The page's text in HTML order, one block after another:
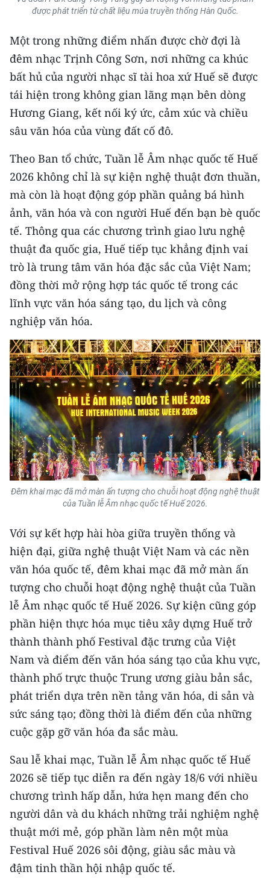
được phát triển từ chất liệu múa truyền thống Hàn Quốc.
Một trong những điểm nhấn được chờ đợi là
đêm nhạc Trịnh Công Sơn, nơi những ca khúc
bất hủ của người nhạc sĩ tài hoa xứ Huế sẽ được
tái hiện trong không gian lãng mạn bên dòng
Hương Giang, kết nối ký ức, cảm xúc và chiều
sâu văn hóa của vùng đất cố đô.
Theo Ban tổ chức, Tuần lễ Âm nhạc quốc tế Huế
2026 không chỉ là sự kiện nghệ thuật đơn thuần,
mà còn là hoạt động góp phần quảng bá hình
ảnh, văn hóa và con người Huế đến bạn bè quốc
tế. Thông qua các chương trình giao lưu nghệ
thuật đa quốc gia, Huế tiếp tục khẳng định vai
trò là trung tâm văn hóa đặc sắc của Việt Nam;
đồng thời mở rộng hợp tác quốc tế trong các
lĩnh vực văn hóa sáng tạo, du lịch và công
nghiệp văn hóa.
Đêm khai mạc đã mở màn ấn tượng cho chuỗi hoạt động nghệ thuật
của Tuần lễ Âm nhạc quốc tế Huế 2026.
Với sự kết hợp hài hòa giữa truyền thống và
hiện đại, giữa nghệ thuật Việt Nam và các nền
văn hóa quốc tế, đêm khai mạc đã mở màn ấn
tượng cho chuỗi hoạt động nghệ thuật của Tuần
lễ Âm nhạc quốc tế Huế 2026. Sự kiện cũng góp
phần hiện thực hóa mục tiêu xây dựng Huế trở
thành thành phố Festival đặc trưng của Việt
Nam và điểm đến văn hóa sáng tạo của khu vực,
thành phố trực thuộc Trung ương giàu bản sắc,
phát triển dựa trên nền tảng văn hóa, di sản và
sức sáng tạo; đồng thời là điểm đến của những
cuộc gặp gỡ văn hóa đa sắc màu.
Sau lễ khai mạc, Tuần lễ Âm nhạc quốc tế Huế
2026 sẽ tiếp tục diễn ra đến ngày 18/6 với nhiều
chương trình hấp dẫn, hứa hẹn mang đến cho
người dân và du khách những trải nghiệm nghệ
thuật mới mẻ, góp phần làm nên một mùa
Festival Huế 2026 sôi động, giàu sắc màu và
đậm tinh thần hội nhập quốc tế.